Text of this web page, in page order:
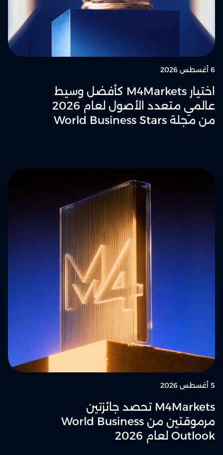
6 أغسطس 2026
اختيار M4Markets كأفضل وسيط
عالمي متعدد الأصول لعام 2026
من مجلة World Business Stars
5 أغسطس 2026
M4Markets تحصد جائزتين
مرموقتين من World Business
Outlook لعام 2026